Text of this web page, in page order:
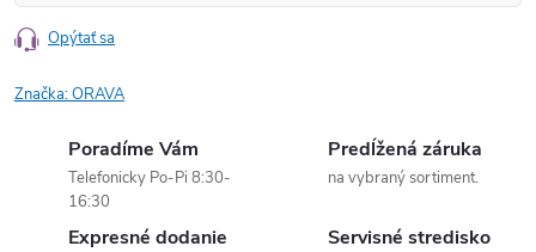
Opýtať sa
Značka:ORAVA
Poradíme Vám
Telefonicky Po-Pi 8:30-
16:30
Predĺžená záruka
na vybraný sortiment.
Expresné dodanie Servisné stredisko